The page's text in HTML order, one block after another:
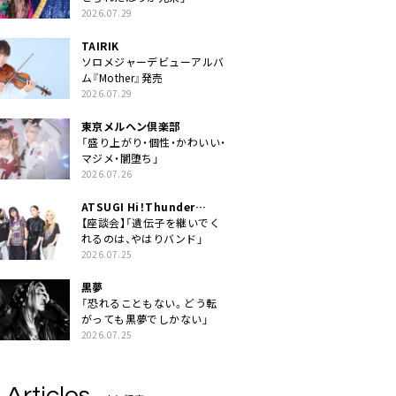
2026.07.29
TAIRIK
ソロメジャーデビューアルバ
ム『Mother』発売
2026.07.29
東京メルヘン倶楽部
「盛り上がり・個性・かわいい・
マジメ・闇堕ち」
2026.07.26
ATSUGI Hi！Thunder
Rock Festival
【座談会】「遺伝子を継いでく
れるのは、やはりバンド」
2026.07.25
黒夢
「恐れることもない。どう転
がっても黒夢でしかない」
2026.07.25